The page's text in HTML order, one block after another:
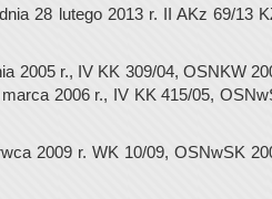
28 lutego 2013 r. II AKz 69/13
2005 r., IV KK 309/04, OSNKW
2006 r., IV KK 415/05,
2009 r. WK 10/09, OSNwSK